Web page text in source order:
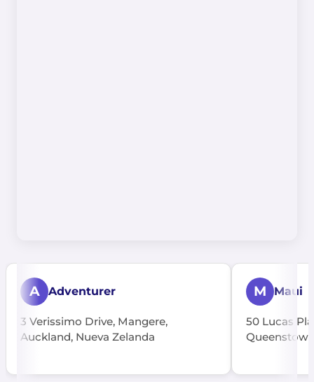
A Adventurer
3 Verissimo Drive, Mangere,
Auckland, Nueva Zelanda
M Maui
50 Lucas